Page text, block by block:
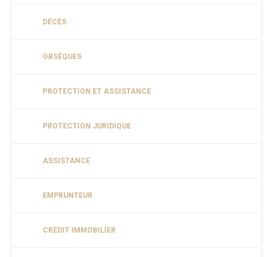
DÉCÈS
OBSÈQUES
PROTECTION ET ASSISTANCE
PROTECTION JURIDIQUE
ASSISTANCE
EMPRUNTEUR
CRÉDIT IMMOBILIER